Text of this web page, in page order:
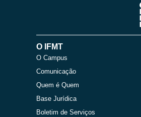
O IFMT
O Campus
Comunicação
Quem é Quem
Base Jurídica
Boletim de Serviços